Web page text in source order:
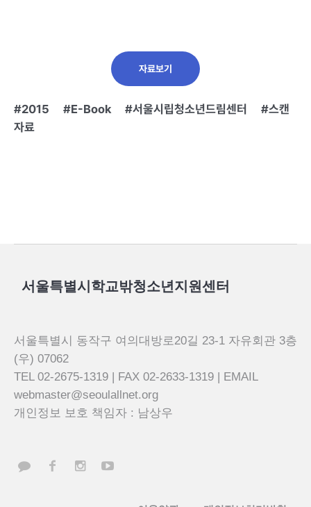
자료보기
2015 E-Book 서울시립청소년드림센터
스캔
자료
서울특별시학교밖청소년지원센터
서울특별시 동작구 여의대방로20길 23-1 자유회관 3층
(우) 07062
TEL 02-2675-1319 | FAX 02-2633-1319 | EMAIL
webmaster@seoulallnet.org
개인정보 보호 책임자 : 남상우